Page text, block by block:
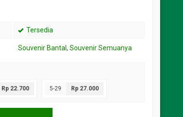
Tersedia
Souvenir Bantal , Souvenir Semuanya
Rp 22.700 5-29 Rp 27.000